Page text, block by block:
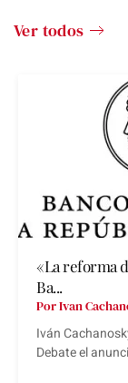
Ver todos
«La reforma
Ba...
Por Ivan
Iván
Debate el